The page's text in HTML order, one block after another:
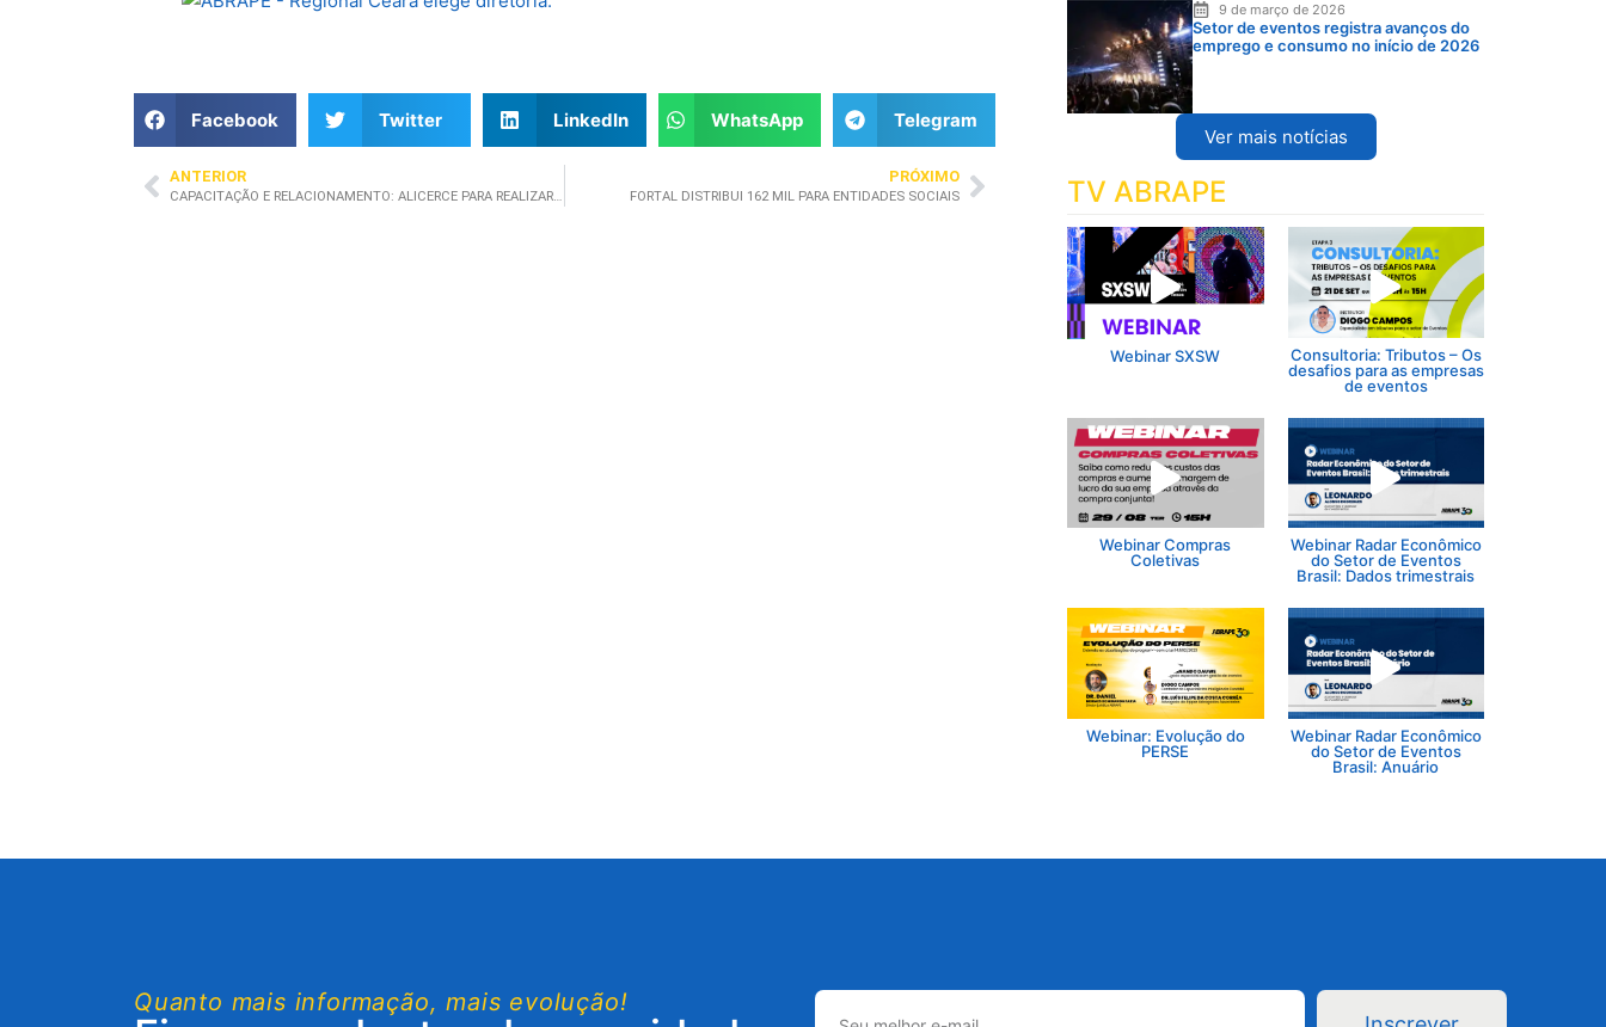
Facebook Twitter LinkedIn WhatsApp Telegram
ANTERIOR
CAPACITAÇÃO E RELACIONAMENTO: ALICERCE PARA REALIZAR BONS NEGÓCIOS
PRÓXIMO
FORTAL DISTRIBUI 162 MIL PARA ENTIDADES SOCIAIS
9 de março de 2026
Setor de eventos registra avanços do
emprego e consumo no início de 2026
Ver mais notícias
TV ABRAPE
Webinar SXSW
Consultoria: Tributos – Os
desafios para as empresas
de eventos
Webinar Compras
Coletivas
Webinar Radar Econômico
do Setor de Eventos
Brasil: Dados trimestrais
Webinar: Evolução do
PERSE
Webinar Radar Econômico
do Setor de Eventos
Brasil: Anuário
Quanto mais informação, mais evolução!